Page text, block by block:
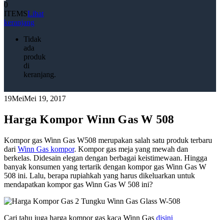
0
ITEMSLihat
keranjang
Tidak
ada
produk
di
keranjang.
19MeiMei 19, 2017
Harga Kompor Winn Gas W 508
Kompor gas Winn Gas W508 merupakan salah satu produk terbaru
dari Winn Gas kompor. Kompor gas meja yang mewah dan
berkelas. Didesain elegan dengan berbagai keistimewaan. Hingga
banyak konsumen yang tertarik dengan kompor gas Winn Gas W
508 ini. Lalu, berapa rupiahkah yang harus dikeluarkan untuk
mendapatkan kompor gas Winn Gas W 508 ini?
Cari tahu juga harga kompor gas kaca Winn Gas disini